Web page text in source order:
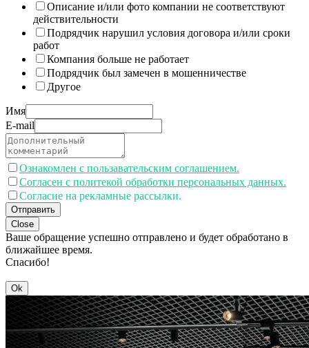
Описание и/или фото компании не соответствуют
действительности
Подрядчик нарушил условия договора и/или сроки
работ
Компания больше не работает
Подрядчик был замечен в мошенничестве
Другое
Имя
E-mail
Ознакомлен с пользавательским соглашением.
Согласен с политекой обработки персональных данных.
Согласие на рекламные рассылки.
Отправить
Close
Ваше обращение успешно отправлено и будет обработано в
ближайшее время.
Спасибо!
Ok